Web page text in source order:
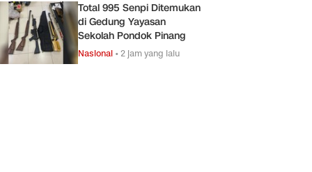
Total 995 Senpi Ditemukan
di Gedung Yayasan
Sekolah Pondok Pinang
Nasional •2 jam yang lalu